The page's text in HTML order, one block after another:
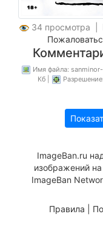
34 просмотра |
Имя файла:
Кб |
ImageBan.ru
изображений
ImageBan
Правила